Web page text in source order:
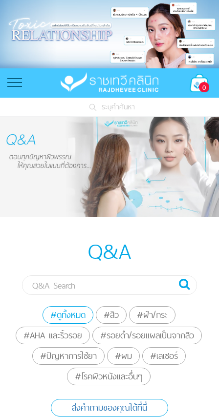
0
ระบุคำค้นหา
Q&A
#ดูทั้งหมด #สิว
#ฝ้า/กระ
#AHA และริ้วรอย
#รอยดำ/รอยแผลเป็นจากสิว
#ปัญหาการใช้ยา
#ผม
#เลเซอร์
#โรคผิวหนังและอื่นๆ
ส่งคำถามของคุณได้ที่นี่